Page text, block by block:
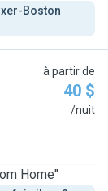
Boston
à partir de
40 $
/nuit
Home"